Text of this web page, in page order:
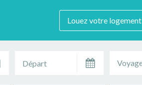
Louez votre logement